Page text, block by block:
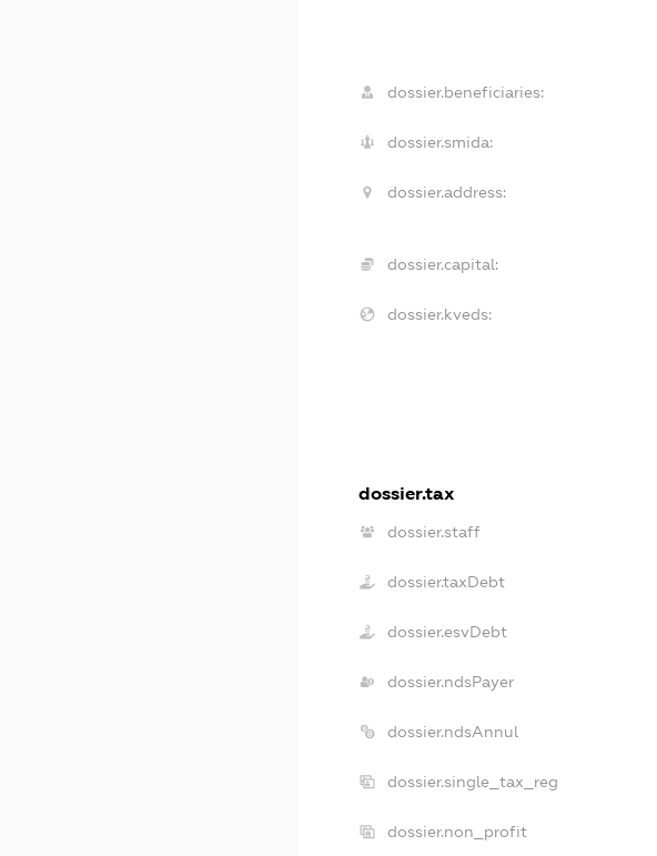
dossier.beneficiaries:
dossier.smida:
dossier.address:
dossier.capital:
dossier.kveds:
dossier.tax
dossier.staff
dossier.taxDebt
dossier.esvDebt
dossier.ndsPayer
dossier.ndsAnnul
dossier.single_tax_reg
dossier.non_profit